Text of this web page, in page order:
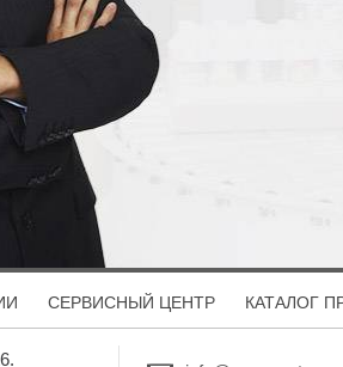
СЕРВИСНЫЙ ЦЕНТР КАТАЛОГ